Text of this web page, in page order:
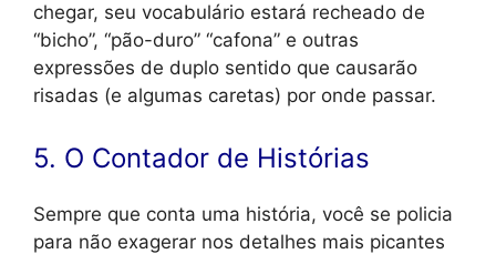
chegar, seu vocabulário estará recheado de
“bicho”, “pão-duro” “cafona” e outras
expressões de duplo sentido que causarão
risadas (e algumas caretas) por onde passar.
5. O Contador de Histórias
Sempre que conta uma história, você se policia
para não exagerar nos detalhes mais picantes